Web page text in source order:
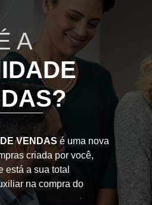
A
VENDASé uma nova
criada por você,
está a sua total
na compra do